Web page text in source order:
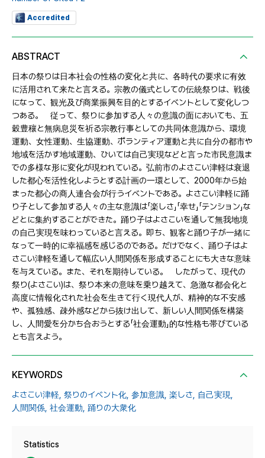
Accredited
ABSTRACT
日本の祭りは日本社会の性格の変化と共に、各時代の要求に有效
に活用されて来たと言える。宗教の儀式としての伝統祭りは、戦後
になって、観光及び商業振興を目的とするイベントとして変化しつ
つある。 従って、祭りに参加する人々の意識の面においても、五
穀豊穰と無病息災を祈る宗教行事としての共同体意識から、環境
運動、女性運動、生協運動、ボランティア運動と共に自分の都市や
地域を活かす地域運動、ひいては自己実現などと言った市民意識ま
での多様な形に変化が現われている。弘前市のよさこい津軽は衰退
した都心を活性化しようとする計画の一環として、2000年から始
まった都心の商人連合会が行うイベントである。よさこい津軽に踊
り子として参加する人々の主な意識は「楽しさ」「幸せ」「テンション」な
どとに集約することができた。踊り子はよさこいを通して無我地境
の自己実現を味わっていると言える。即ち、観客と踊り子が一緒に
なって一時的に幸福感を感じるのである。だけでなく、踊り子はよ
さこい津軽を通して幅広い人間関係を形成することにも大きな意味
を与えている。また、それを期待している。 したがって、現代の
祭り(よさこい)は、祭り本来の意味を乗り越えて、急激な都会化と
高度に情報化された社会を生きて行く現代人が、精神的な不安感
や、孤独感、疎外感などから抜け出して、新しい人間関係を構築
し、人間愛を分かち合おうとする「社会運動」的な性格も帯びている
とも言えよう。
KEYWORDS
よさこい津軽, 祭りのイベント化, 参加意識, 楽しさ, 自己実現,
人間関係, 社会運動, 踊りの大衆化
Statistics